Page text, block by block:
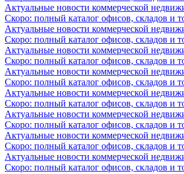
Актуальные новости коммерческой
Скоро: полный каталог офисов, складов и
Актуальные новости коммерческой
Скоро: полный каталог офисов, складов и
Актуальные новости коммерческой
Скоро: полный каталог офисов, складов и
Актуальные новости коммерческой
Скоро: полный каталог офисов, складов и
Актуальные новости коммерческой
Скоро: полный каталог офисов, складов и
Актуальные новости коммерческой
Скоро: полный каталог офисов, складов и
Актуальные новости коммерческой
Скоро: полный каталог офисов, складов и
Актуальные новости коммерческой
Скоро: полный каталог офисов, складов и